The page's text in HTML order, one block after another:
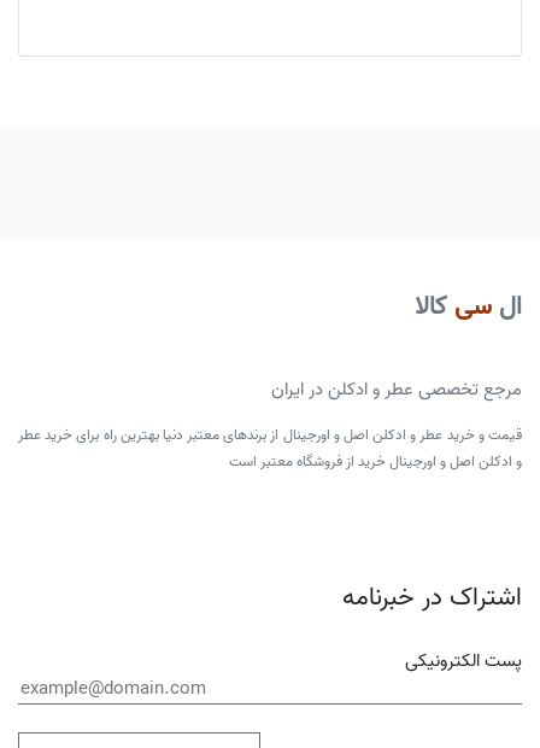
ال سی کالا
مرجع تخصصی عطر و ادکلن در ایران
قیمت و خرید عطر و ادکلن اصل و اورجینال از برندهای معتبر دنیا بهترین راه برای خرید عطر
و ادکلن اصل و اورجینال خرید از فروشگاه معتبر است
اشتراک در خبرنامه
پست الکترونیکی